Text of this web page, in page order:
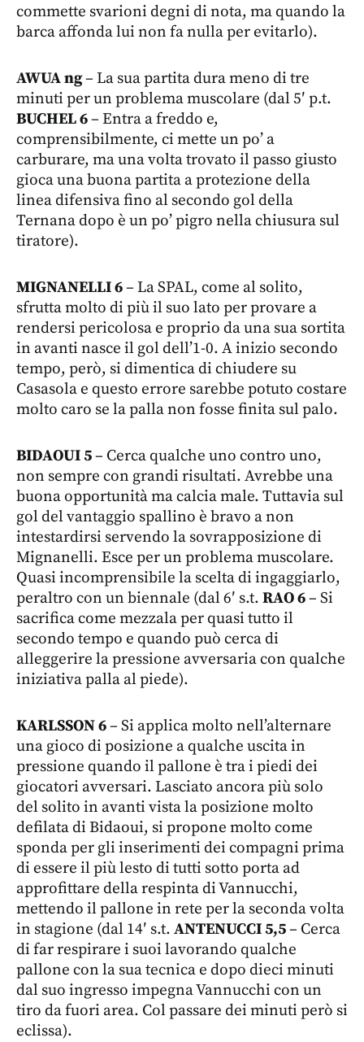
commette svarioni degni di nota, ma quando la
barca affonda lui non fa nulla per evitarlo).
AWUA ng– La sua partita dura meno di tre
minuti per un problema muscolare (dal 5′ p.t.
BUCHEL 6– Entra a freddo e,
comprensibilmente, ci mette un po’ a
carburare, ma una volta trovato il passo giusto
gioca una buona partita a protezione della
linea difensiva fino al secondo gol della
Ternana dopo è un po’ pigro nella chiusura sul
tiratore).
MIGNANELLI 6– La SPAL, come al solito,
sfrutta molto di più il suo lato per provare a
rendersi pericolosa e proprio da una sua sortita
in avanti nasce il gol dell’1-0. A inizio secondo
tempo, però, si dimentica di chiudere su
Casasola e questo errore sarebbe potuto costare
molto caro se la palla non fosse finita sul palo.
BIDAOUI 5– Cerca qualche uno contro uno,
non sempre con grandi risultati. Avrebbe una
buona opportunità ma calcia male. Tuttavia sul
gol del vantaggio spallino è bravo a non
intestardirsi servendo la sovrapposizione di
Mignanelli. Esce per un problema muscolare.
Quasi incomprensibile la scelta di ingaggiarlo,
peraltro con un biennale (dal 6′ s.t. RAO 6– Si
sacrifica come mezzala per quasi tutto il
secondo tempo e quando può cerca di
alleggerire la pressione avversaria con qualche
iniziativa palla al piede).
KARLSSON 6– Si applica molto nell’alternare
una gioco di posizione a qualche uscita in
pressione quando il pallone è tra i piedi dei
giocatori avversari. Lasciato ancora più solo
del solito in avanti vista la posizione molto
defilata di Bidaoui, si propone molto come
sponda per gli inserimenti dei compagni prima
di essere il più lesto di tutti sotto porta ad
approfittare della respinta di Vannucchi,
mettendo il pallone in rete per la seconda volta
in stagione (dal 14′ s.t. ANTENUCCI 5,5– Cerca
di far respirare i suoi lavorando qualche
pallone con la sua tecnica e dopo dieci minuti
dal suo ingresso impegna Vannucchi con un
tiro da fuori area. Col passare dei minuti però si
eclissa).